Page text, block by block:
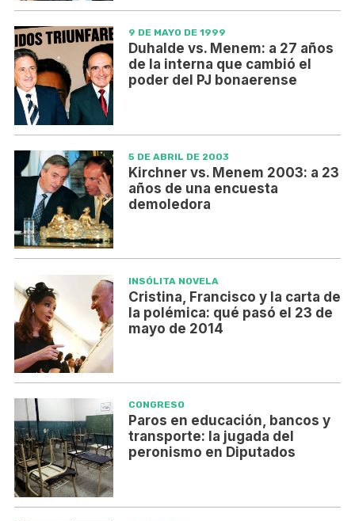
9 DE MAYO DE 1999
Duhalde vs. Menem: a 27 años
de la interna que cambió el
poder del PJ bonaerense
5 DE ABRIL DE 2003
Kirchner vs. Menem 2003: a 23
años de una encuesta
demoledora
INSÓLITA NOVELA
Cristina, Francisco y la carta de
la polémica: qué pasó el 23 de
mayo de 2014
CONGRESO
Paros en educación, bancos y
transporte: la jugada del
peronismo en Diputados